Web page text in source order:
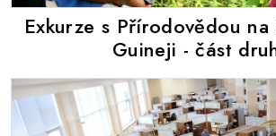
Exkurze s Přírodovědou na
Guineji - část